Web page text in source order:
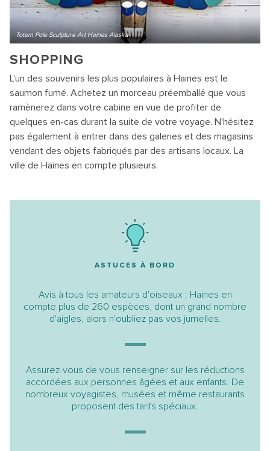
Totem Pole Sculpture Art Haines Alaska
SHOPPING
L'un des souvenirs les plus populaires à Haines est le
saumon fumé. Achetez un morceau préemballé que vous
ramènerez dans votre cabine en vue de profiter de
quelques en-cas durant la suite de votre voyage. N'hésitez
pas également à entrer dans des galeries et des magasins
vendant des objets fabriqués par des artisans locaux. La
ville de Haines en compte plusieurs.
ASTUCES À BORD
Avis à tous les amateurs d'oiseaux : Haines en
compte plus de 260 espèces, dont un grand nombre
d'aigles, alors n'oubliez pas vos jumelles.
Assurez-vous de vous renseigner sur les réductions
accordées aux personnes âgées et aux enfants. De
nombreux voyagistes, musées et même restaurants
proposent des tarifs spéciaux.